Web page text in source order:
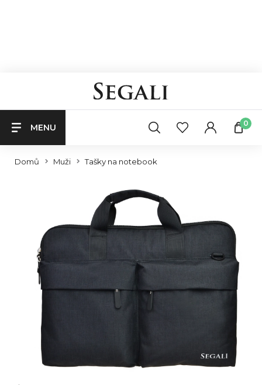
MENU 0
Domů Muži Tašky na notebook